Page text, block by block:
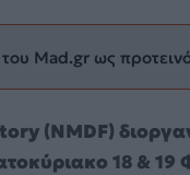
Mad.gr ως
(NMDF)
18 & 19